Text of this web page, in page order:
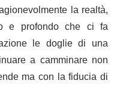
la realtà,
e profondo che ci fa
le doglie di una
a camminare non
ma con la fiducia di